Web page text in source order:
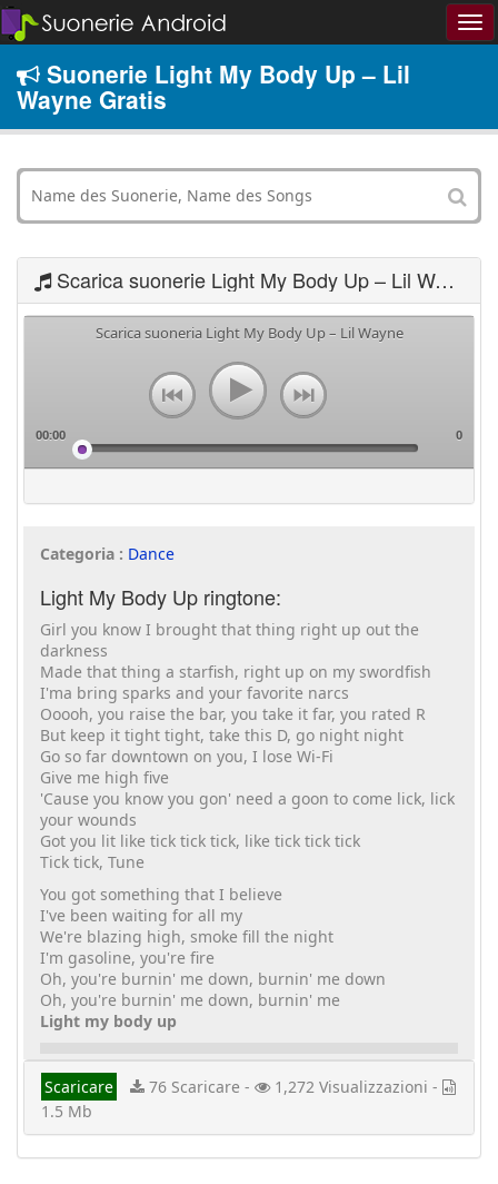
Suonerie Light My Body Up – Lil
Wayne Gratis
Scarica suonerie Light My Body Up – Lil Wayne
Scarica suoneria Light My Body Up – Lil Wayne
00:00 0
Categoria : Dance
Light My Body Up ringtone:
Girl you know I brought that thing right up out the
darkness
Made that thing a starfish, right up on my swordfish
I'ma bring sparks and your favorite narcs
Ooooh, you raise the bar, you take it far, you rated R
But keep it tight tight, take this D, go night night
Go so far downtown on you, I lose Wi-Fi
Give me high five
'Cause you know you gon' need a goon to come lick, lick
your wounds
Got you lit like tick tick tick, like tick tick tick
Tick tick, Tune
You got something that I believe
I've been waiting for all my
We're blazing high, smoke fill the night
I'm gasoline, you're fire
Oh, you're burnin' me down, burnin' me down
Oh, you're burnin' me down, burnin' me
Light my body up
Scaricare 76 Scaricare -
1,272 Visualizzazioni -
1.5 Mb